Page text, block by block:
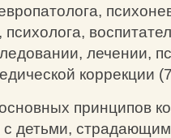
лечении,
коррекции
принципов
с детьми,